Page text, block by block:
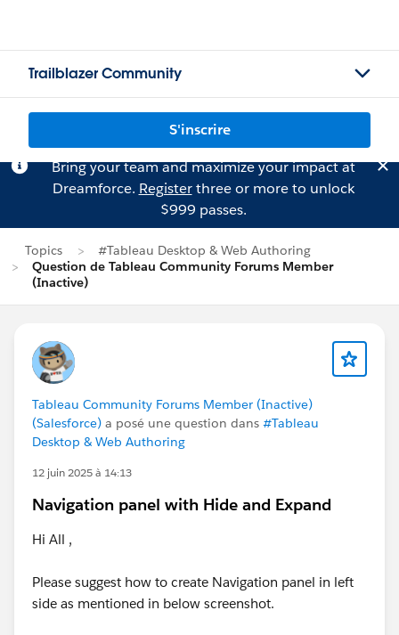
Trailblazer Community
S'inscrire
Bring your team and maximize your impact at
Dreamforce. Registerthree or more to unlock
$999 passes.
Topics
#Tableau Desktop & Web Authoring
Question de Tableau Community Forums Member
(Inactive)
Tableau Community Forums Member (Inactive)
(Salesforce) a posé une question dans #Tableau
Desktop & Web Authoring
12 juin 2025 à 14:13
Navigation panel with Hide and Expand
Hi All ,
Please suggest how to create Navigation panel in left
side as mentioned in below screenshot.